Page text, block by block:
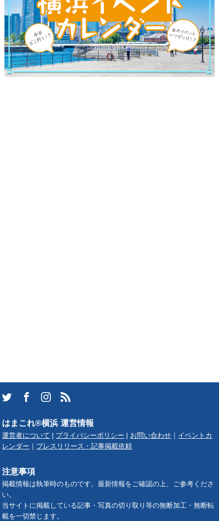
はまこれ®横浜 運営情報
運営者について プライバシーポリシー お問い合わせ
イベントカ
レンダー
プレスリリース・記事掲載依頼
注意事項
掲載情報は執筆時のものです。最新情報をご確認の上、ご参考くださ
い。
当サイトに掲載している記事・写真の切り取り等の無断加工・無断転
載を一切禁じます。